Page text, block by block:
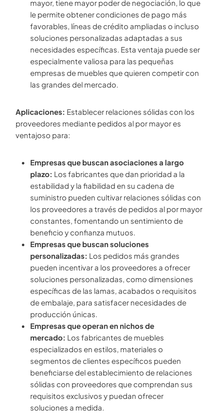
mayor, tiene mayor poder de negociación, lo que
le permite obtener condiciones de pago más
favorables, líneas de crédito ampliadas o incluso
soluciones personalizadas adaptadas a sus
necesidades específicas. Esta ventaja puede ser
especialmente valiosa para las pequeñas
empresas de muebles que quieren competir con
las grandes del mercado.
Aplicaciones: Establecer relaciones sólidas con los
proveedores mediante pedidos al por mayor es
ventajoso para:
Empresas que buscan asociaciones a largo
plazo: Los fabricantes que dan prioridad a la
estabilidad y la fiabilidad en su cadena de
suministro pueden cultivar relaciones sólidas con
los proveedores a través de pedidos al por mayor
constantes, fomentando un sentimiento de
beneficio y confianza mutuos.
Empresas que buscan soluciones
personalizadas: Los pedidos más grandes
pueden incentivar a los proveedores a ofrecer
soluciones personalizadas, como dimensiones
específicas de las lamas, acabados o requisitos
de embalaje, para satisfacer necesidades de
producción únicas.
Empresas que operan en nichos de
mercado: Los fabricantes de muebles
especializados en estilos, materiales o
segmentos de clientes específicos pueden
beneficiarse del establecimiento de relaciones
sólidas con proveedores que comprendan sus
requisitos exclusivos y puedan ofrecer
soluciones a medida.